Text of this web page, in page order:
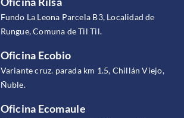
Fundo La Leona Parcela B3, Localidad de
Rungue, Comuna de Til Til.
Oficina Ecobio
Variante cruz. parada km 1.5, Chillán Viejo,
Ñuble.
Oficina Ecomaule